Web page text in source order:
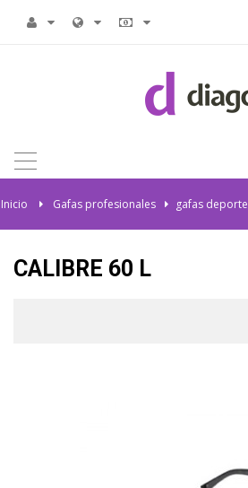
NAVEGACIÓN
TOGGLE
Inicio > Gafas profesionales > gafas deporte
CALIBRE 60 L